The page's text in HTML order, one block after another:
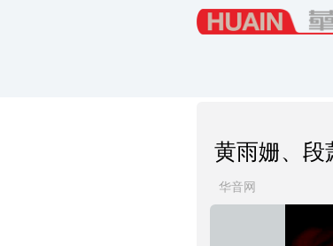
黄雨姗、段
华音网